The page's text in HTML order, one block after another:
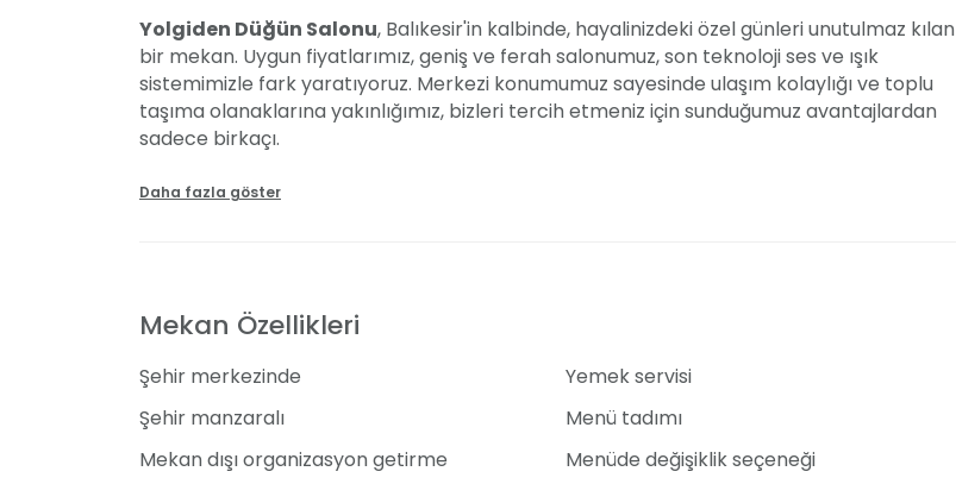
Yolgiden Düğün Salonu, Balıkesir'in kalbinde, hayalinizdeki özel günleri unutulmaz kılan
bir mekan. Uygun fiyatlarımız, geniş ve ferah salonumuz, son teknoloji ses ve ışık
sistemimizle fark yaratıyoruz. Merkezi konumumuz sayesinde ulaşım kolaylığı ve toplu
taşıma olanaklarına yakınlığımız, bizleri tercih etmeniz için sunduğumuz avantajlardan
sadece birkaçı.
Salonumuz, yüksek tavanları ve iki katlı yapısı ile konfor ve ferahlığı ön planda tutuyor.
Düğünlerin yanı sıra açılışlar, kurumsal etkinlikler, sünnet, nişan, nikah ve kına gibi çeşitli
Düğün Salonu'nu tercih ederek hayallerinizdeki etkinliği gerçekleştirebilirsiniz. Ücretsiz
teklif almak için web sitemiz üzerinden bize ulaşabilirsiniz; hayalinizdeki etkinliği birlikte
planlayalım.
Daha fazla göster
Mekan Özellikleri
Şehir merkezinde
Şehir manzaralı
Mekan dışı organizasyon getirme
Yemek servisi
Menü tadımı
Menüde değişiklik seçeneği